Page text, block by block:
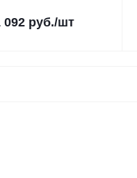
092руб./шт